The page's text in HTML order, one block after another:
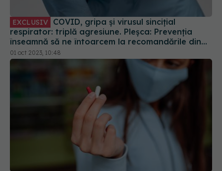
EXCLUSIV
respirator: triplă agresiune. Pleșca: Prevenția
înseamnă să ne întoarcem la recomandările din
timpul pandemiei!
01 oct 2023, 10:48